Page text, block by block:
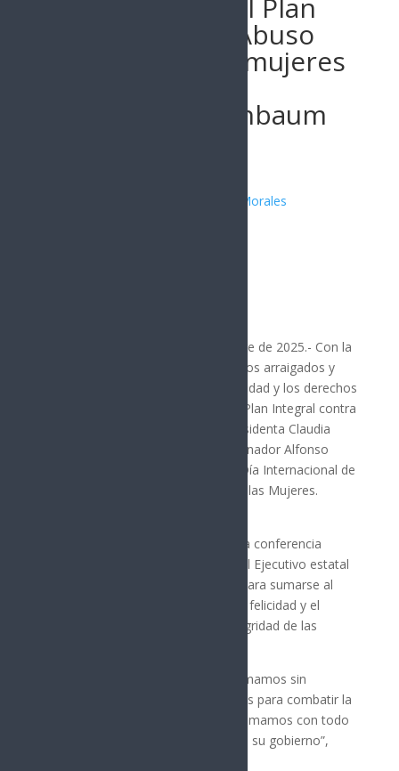
suma a Sonora al Plan
Integral contra Abuso
Sexual hacia las mujeres
Presidenta Sheinbaum
Juan Antonio Pérez Morales
Hermosillo, Sonora; 25 de noviembre de 2025.- Con la
finalidad de romper comportamientos arraigados y
estereotipados que vulneran la dignidad y los derechos
de las mujeres, Sonora se suma al Plan Integral contra
el Abuso Sexual, que impulsa la presidenta Claudia
Sheinbaum Pardo, aseveró el gobernador Alfonso
Durazo Montaño, en el marco del Día Internacional de
la Eliminación de la Violencia contra las Mujeres.
Durante su participación virtual en la conferencia
matutina de la presidenta, el jefe del Ejecutivo estatal
resaltó la voluntad de su gobierno para sumarse al
compromiso nacional por la vida, la felicidad y el
respeto, que busca defender la integridad de las
“Ratificar que desde Sonora nos sumamos sin
regateos a las acciones y estrategias para combatir la
violencia contra las mujeres. Nos sumamos con todo
compromiso al amplio programa de su gobierno”,